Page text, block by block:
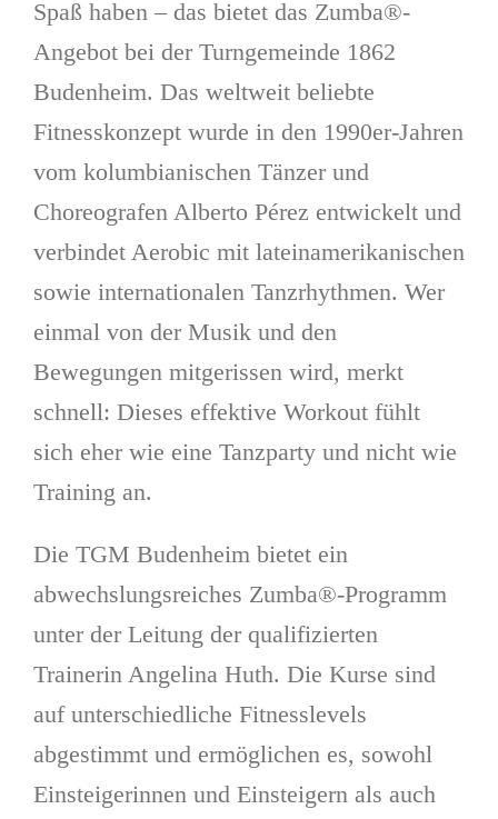
Spaß haben – das bietet das Zumba®-
Angebot bei der Turngemeinde 1862
Budenheim. Das weltweit beliebte
Fitnesskonzept wurde in den 1990er-Jahren
vom kolumbianischen Tänzer und
Choreografen Alberto Pérez entwickelt und
verbindet Aerobic mit lateinamerikanischen
sowie internationalen Tanzrhythmen. Wer
einmal von der Musik und den
Bewegungen mitgerissen wird, merkt
schnell: Dieses effektive Workout fühlt
sich eher wie eine Tanzparty und nicht wie
Training an.
Die TGM Budenheim bietet ein
abwechslungsreiches Zumba®-Programm
unter der Leitung der qualifizierten
Trainerin Angelina Huth. Die Kurse sind
auf unterschiedliche Fitnesslevels
abgestimmt und ermöglichen es, sowohl
Einsteigerinnen und Einsteigern als auch